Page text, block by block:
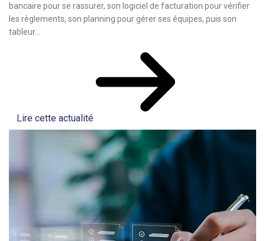
bancaire pour se rassurer, son logiciel de facturation pour vérifier
les règlements, son planning pour gérer ses équipes, puis son
tableur...
Lire cette actualité